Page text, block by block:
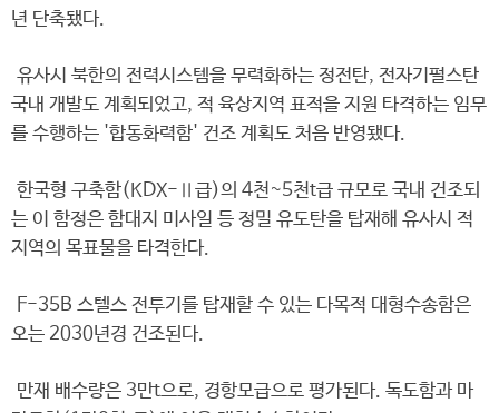
년 단축됐다.
유사시 북한의 전력시스템을 무력화하는 정전탄, 전자기펄스탄
국내 개발도 계획되었고, 적 육상지역 표적을 지원 타격하는 임무
를 수행하는 '합동화력함' 건조 계획도 처음 반영됐다.
한국형 구축함(KDX-Ⅱ급)의 4천~5천t급 규모로 국내 건조되
는 이 함정은 함대지 미사일 등 정밀 유도탄을 탑재해 유사시 적
지역의 목표물을 타격한다.
F-35B 스텔스 전투기를 탑재할 수 있는 다목적 대형수송함은
오는 2030년경 건조된다.
만재 배수량은 3만t으로, 경항모급으로 평가된다. 독도함과 마